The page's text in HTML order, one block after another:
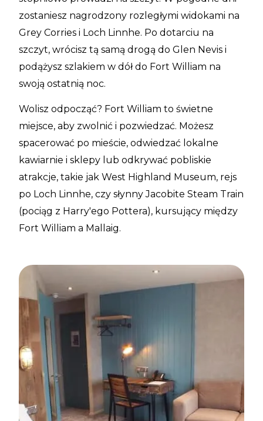
zostaniesz nagrodzony rozległymi widokami na
Grey Corries i Loch Linnhe. Po dotarciu na
szczyt, wrócisz tą samą drogą do Glen Nevis i
podążysz szlakiem w dół do Fort William na
swoją ostatnią noc.
Wolisz odpocząć? Fort William to świetne
miejsce, aby zwolnić i pozwiedzać. Możesz
spacerować po mieście, odwiedzać lokalne
kawiarnie i sklepy lub odkrywać pobliskie
atrakcje, takie jak West Highland Museum, rejs
po Loch Linnhe, czy słynny Jacobite Steam Train
(pociąg z Harry'ego Pottera), kursujący między
Fort William a Mallaig.